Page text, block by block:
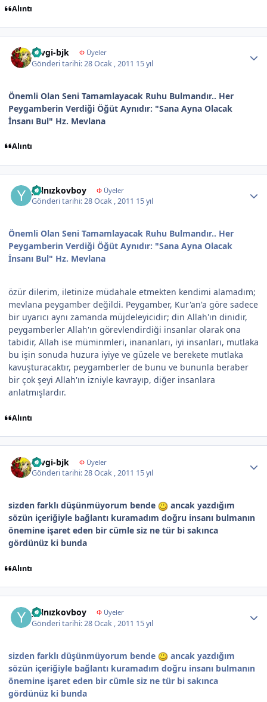
Alıntı
sevgi-bjk ΦÜyeler
Gönderi tarihi:28 Ocak , 2011 15 yıl
Önemli Olan Seni Tamamlayacak Ruhu Bulmandır.. Her
Peygamberin Verdiği Öğüt Aynıdır: "Sana Ayna Olacak
İnsanı Bul" Hz. Mevlana
Alıntı
yalnızkovboy ΦÜyeler
Gönderi tarihi:28 Ocak , 2011 15 yıl
Önemli Olan Seni Tamamlayacak Ruhu Bulmandır.. Her
Peygamberin Verdiği Öğüt Aynıdır: "Sana Ayna Olacak
İnsanı Bul" Hz. Mevlana
özür dilerim, iletinize müdahale etmekten kendimi alamadım;
mevlana peygamber değildi. Peygamber, Kur'an'a göre sadece
bir uyarıcı aynı zamanda müjdeleyicidir; din Allah'ın dinidir,
peygamberler Allah'ın görevlendirdiği insanlar olarak ona
tabidir, Allah ise müminmleri, inananları, iyi insanları, mutlaka
bu işin sonuda huzura iyiye ve güzele ve berekete mutlaka
kavuşturacaktır, peygamberler de bunu ve bununla beraber
bir çok şeyi Allah'ın izniyle kavrayıp, diğer insanlara
anlatmışlardır.
Alıntı
sevgi-bjk ΦÜyeler
Gönderi tarihi:28 Ocak , 2011 15 yıl
sizden farklı düşünmüyorum bende
ancak yazdığım
sözün içeriğiyle bağlantı kuramadım doğru insanı bulmanın
önemine işaret eden bir cümle siz ne tür bi sakınca
gördünüz ki bunda
Alıntı
yalnızkovboy ΦÜyeler
Gönderi tarihi:28 Ocak , 2011 15 yıl
sizden farklı düşünmüyorum bende
ancak yazdığım
sözün içeriğiyle bağlantı kuramadım doğru insanı bulmanın
önemine işaret eden bir cümle siz ne tür bi sakınca
gördünüz ki bunda